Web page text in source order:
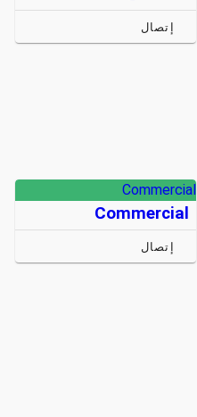
إتصال
Commercial
Commercial
إتصال